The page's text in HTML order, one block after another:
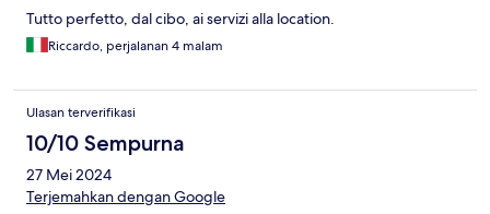
Tutto perfetto, dal cibo, ai servizi alla location.
Riccardo, perjalanan 4 malam
Ulasan terverifikasi
10/10 Sempurna
27 Mei 2024
Terjemahkan dengan Google